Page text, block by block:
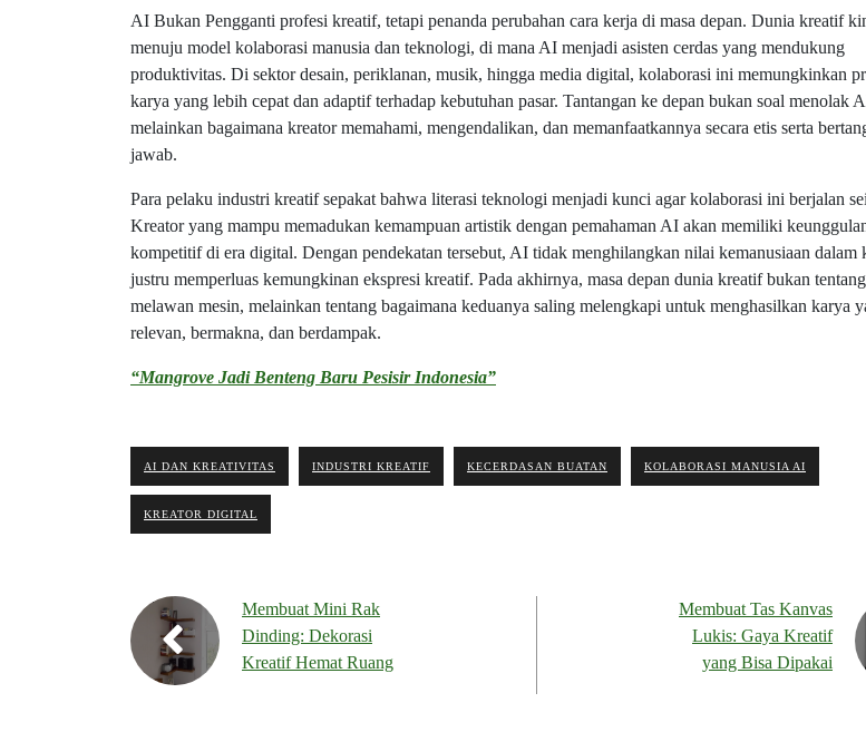
AI Bukan Pengganti profesi kreatif, tetapi penanda perubahan cara kerja di masa depan. Dunia kreatif
menuju model kolaborasi manusia dan teknologi, di mana AI menjadi asisten cerdas yang mendukung
produktivitas. Di sektor desain, periklanan, musik, hingga media digital, kolaborasi ini memungkinkan
karya yang lebih cepat dan adaptif terhadap kebutuhan pasar. Tantangan ke depan bukan soal menolak
melainkan bagaimana kreator memahami, mengendalikan, dan memanfaatkannya secara etis serta
jawab.
Para pelaku industri kreatif sepakat bahwa literasi teknologi menjadi kunci agar kolaborasi ini berjalan
Kreator yang mampu memadukan kemampuan artistik dengan pemahaman AI akan memiliki
kompetitif di era digital. Dengan pendekatan tersebut, AI tidak menghilangkan nilai kemanusiaan dalam
justru memperluas kemungkinan ekspresi kreatif. Pada akhirnya, masa depan dunia kreatif bukan
melawan mesin, melainkan tentang bagaimana keduanya saling melengkapi untuk menghasilkan karya
relevan, bermakna, dan berdampak.
“Mangrove Jadi Benteng Baru Pesisir Indonesia”
AI DAN KREATIVITAS INDUSTRI KREATIF KECERDASAN BUATAN KOLABORASI MANUSIA AI
KREATOR DIGITAL
Membuat Mini Rak
Dinding: Dekorasi
Kreatif Hemat Ruang
Membuat Tas Kanvas
Lukis: Gaya Kreatif
yang Bisa Dipakai